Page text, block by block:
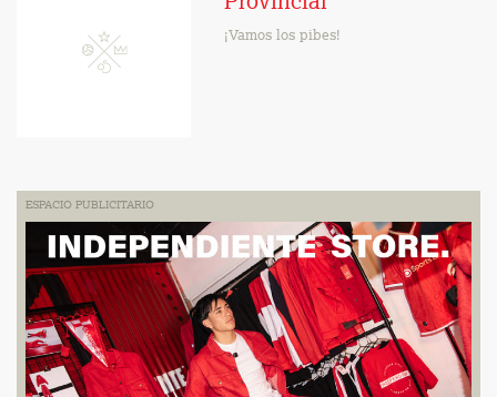
¡Vamos los pibes!
ESPACIO PUBLICITARIO